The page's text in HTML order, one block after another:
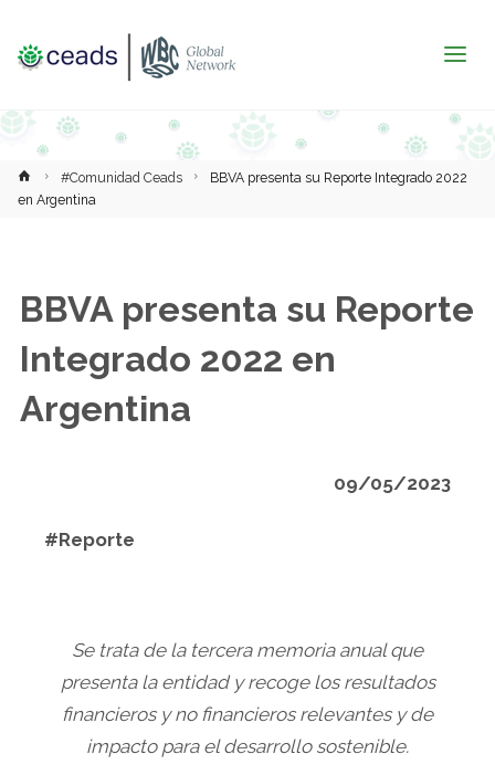
Inicio#Comunidad Ceads
BBVA presenta su Reporte Integrado 2022
en Argentina
BBVA presenta su Reporte
Integrado 2022 en
Argentina
09/05/2023
#Reporte
Se trata de la tercera memoria anual que
presenta la entidad y recoge los resultados
financieros y no financieros relevantes y de
impacto para el desarrollo sostenible.